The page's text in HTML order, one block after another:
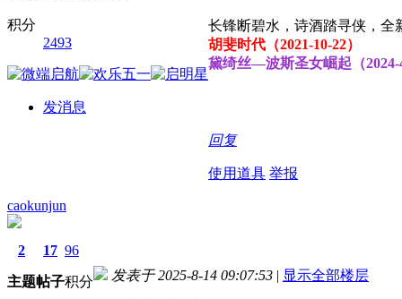
积分
2493
发消息
长锋断碧水，诗酒踏寻侠，全
胡斐时代（2021-10-22）
黛绮丝—波斯圣女崛起（2024-
回复
使用道具 举报
caokunjun
2
主题
17
帖子
96
积分 发表于 2025-8-14 09:07:53 | 显示全部楼层